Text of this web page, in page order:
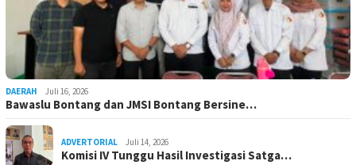
DAERAH Juli 16, 2026
Bawaslu Bontang dan JMSI Bontang Bersine…
ADVERTORIAL Juli 14, 2026
Komisi IV Tunggu Hasil Investigasi Satga…